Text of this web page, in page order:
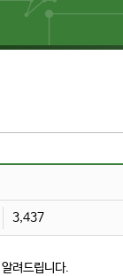
3,437
려드립니다.